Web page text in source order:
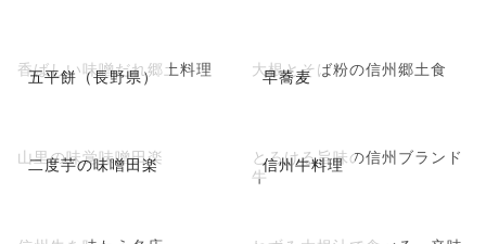
五平餅（長野県）
香ばしい味噌だれ郷土料理 早蕎麦
大根とそば粉の信州郷土食
二度芋の味噌田楽
山里の味覚味噌田楽 信州牛料理
とろける旨味の信州ブランド
牛